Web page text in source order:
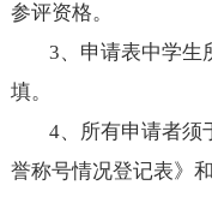
参评资格。
3、申请表中学生
填。
4、所有申请者须
誉称号情况登记表》